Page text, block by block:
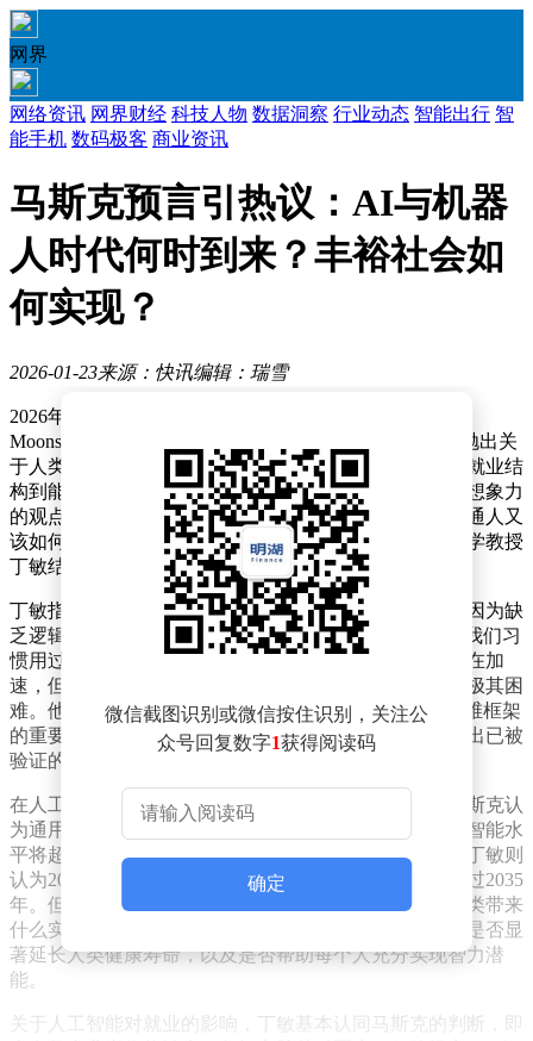
网界
网络资讯 网界财经 科技人物 数据洞察 行业动态 智能出行 智
能手机 数码极客 商业资讯
马斯克预言引热议：AI与机器
人时代何时到来？丰裕社会如
何实现？
2026-01-23来源：快讯编辑：瑞雪
2026年初，科技界迎来一场思想风暴。埃隆·马斯克在
Moonshots Podcast与老友展开长达三小时的深度对话，抛出关
于人类未来的诸多预言，从人工智能到机器人应用，从就业结
构到能源战略，引发全球范围内的热烈讨论。这些充满想象力
的观点，既让人兴奋又令人困惑：哪些会成为现实？普通人又
该如何理解这些前沿预测？中欧国际工商学院市场营销学教授
丁敏结合学术研究，对马斯克的观点进行了系统分析。
丁敏指出，人们之所以对马斯克的预测感到震惊，并非因为缺
乏逻辑支撑，而是受限于人类认知的"局部最优"状态。我们习
惯用过去的经验推断未来，即使理性上知道技术变革正在加
速，但真正理解一个与现有经验完全不同的未来范式仍极其困
难。他提出"认知局部最优跃迁"概念，强调突破固有思维框架
的重要性。这种跃迁不是原有路径的延伸，而是需要跳出已被
验证的认知模式，进入一个规则完全不同的新空间。
在人工智能发展时间表上，丁敏与马斯克存在分歧。马斯克认
为通用人工智能将在2026年出现，2030年人工智能总体智能水
平将超过全人类，2040年全球人形机器人数量达百亿。丁敏则
认为2030年前后出现通用人工智能更为合理，最晚不超过2035
年。但他强调，比具体年份更重要的是人工智能能为人类带来
什么实质性改变。他提出两个以人为中心的衡量标准：是否显
著延长人类健康寿命，以及是否帮助每个人充分实现智力潜
能。
关于人工智能对就业的影响，丁敏基本认同马斯克的判断，即
微信截图识别或微信按住识别，关注公
众号回复数字1获得阅读码
确定